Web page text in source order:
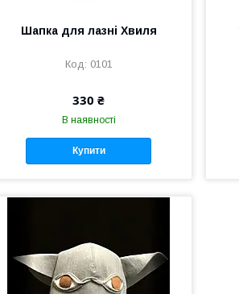
Шапка для лазні Хвиля
0101
330 ₴
В наявності
Купити